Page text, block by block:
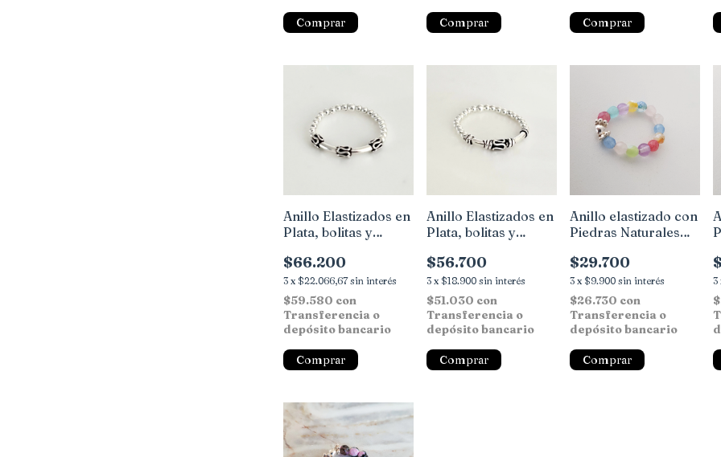
Anillo Elastizados en
Plata, bolitas y
$66.200
3 x $22.066,67 sin interés
$59.580 con
Transferencia o
depósito bancario
Anillo Elastizados en
Plata, bolitas y
$56.700
3 x $18.900 sin interés
$51.030 con
Transferencia o
depósito bancario
Anillo elastizado con
Piedras Naturales
Plata
$29.700
3 x $9.900 sin interés
$26.730 con
Transferencia o
depósito bancario
3